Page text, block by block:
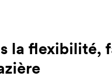
la flexibilité,